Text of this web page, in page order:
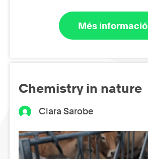
Més informació
Chemistry in nature
Clara Sarobe